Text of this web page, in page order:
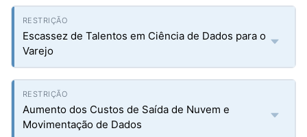
Escassez de Talentos em Ciência de Dados para o
Varejo
Aumento dos Custos de Saída de Nuvem e
Movimentação de Dados